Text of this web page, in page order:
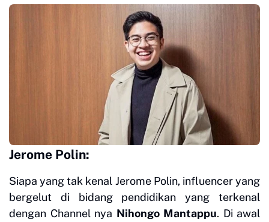
Jerome Polin:
Siapa yang tak kenal Jerome Polin, influencer yang
bergelut di bidang pendidikan yang terkenal
dengan Channel nya Nihongo Mantappu. Di awal